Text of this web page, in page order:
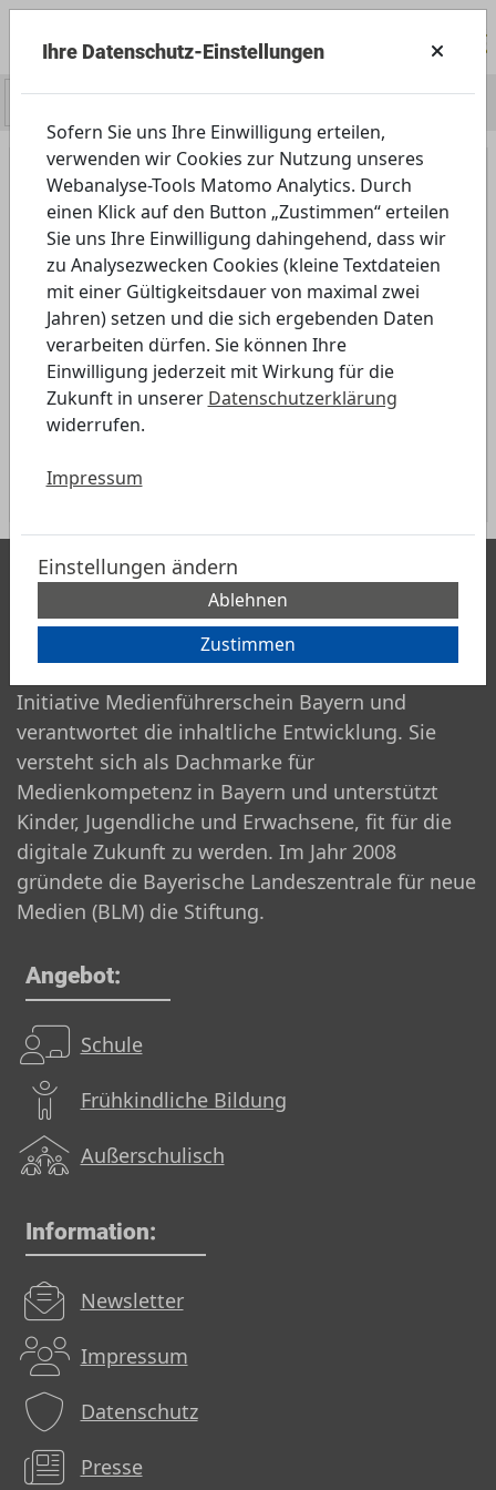
Pressemitteilung, 14.06.2024
Download
Stiftung:
Die gemeinnützige BLM Stiftung
Medienpädagogik Bayern koordiniert die
Initiative Medienführerschein Bayern und
verantwortet die inhaltliche Entwicklung. Sie
versteht sich als Dachmarke für
Medienkompetenz in Bayern und unterstützt
Kinder, Jugendliche und Erwachsene, fit für die
digitale Zukunft zu werden. Im Jahr 2008
gründete die Bayerische Landeszentrale für neue
Medien (BLM) die Stiftung.
Angebot:
Schule
Frühkindliche Bildung
Außerschulisch
Information:
Newsletter
Impressum
Datenschutz
Presse
Ihre Datenschutz-Einstellungen
Sofern Sie uns Ihre Einwilligung erteilen,
verwenden wir Cookies zur Nutzung unseres
Webanalyse-Tools Matomo Analytics. Durch
einen Klick auf den Button „Zustimmen“ erteilen
Sie uns Ihre Einwilligung dahingehend, dass wir
zu Analysezwecken Cookies (kleine Textdateien
mit einer Gültigkeitsdauer von maximal zwei
Jahren) setzen und die sich ergebenden Daten
verarbeiten dürfen. Sie können Ihre
Einwilligung jederzeit mit Wirkung für die
Zukunft in unserer Datenschutzerklärung
widerrufen.
Impressum
Einstellungen ändern
Ablehnen
Zustimmen